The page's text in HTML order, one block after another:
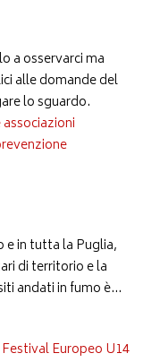
a osservarci ma
alle domande del
lo sguardo.
e in tutta la Puglia,
di territorio e la
andati in fumo è...
Europeo U14